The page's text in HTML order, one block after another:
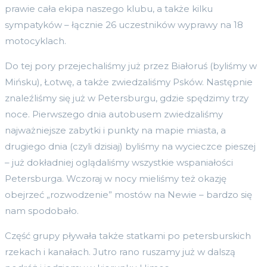
prawie cała ekipa naszego klubu, a także kilku
sympatyków – łącznie 26 uczestników wyprawy na 18
motocyklach.
Do tej pory przejechaliśmy już przez Białoruś (byliśmy w
Mińsku), Łotwę, a także zwiedzaliśmy Psków. Następnie
znaleźliśmy się już w Petersburgu, gdzie spędzimy trzy
noce. Pierwszego dnia autobusem zwiedzaliśmy
najważniejsze zabytki i punkty na mapie miasta, a
drugiego dnia (czyli dzisiaj) byliśmy na wycieczce pieszej
– już dokładniej oglądaliśmy wszystkie wspaniałości
Petersburga. Wczoraj w nocy mieliśmy też okazję
obejrzeć „rozwodzenie” mostów na Newie – bardzo się
nam spodobało.
Część grupy pływała także statkami po petersburskich
rzekach i kanałach. Jutro rano ruszamy już w dalszą